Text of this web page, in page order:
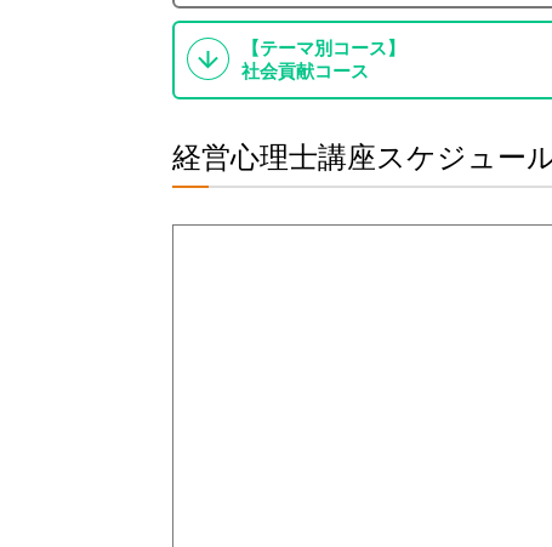
【テーマ別コース】
社会貢献コース
経営心理士講座スケジュー